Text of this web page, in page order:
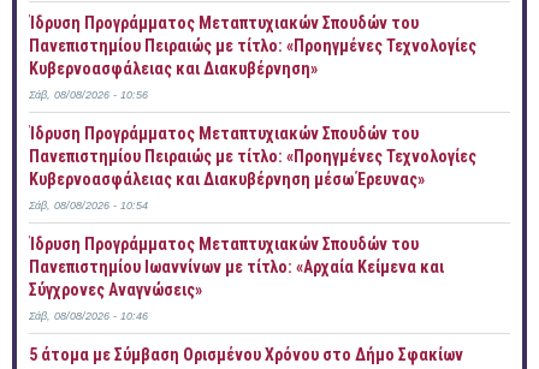
Ίδρυση Προγράμματος Μεταπτυχιακών Σπουδών του
Πανεπιστημίου Πειραιώς με τίτλο: «Προηγμένες Τεχνολογίες
Κυβερνοασφάλειας και Διακυβέρνηση»
Σάβ, 08/08/2026 - 10:56
Ίδρυση Προγράμματος Μεταπτυχιακών Σπουδών του
Πανεπιστημίου Πειραιώς με τίτλο: «Προηγμένες Τεχνολογίες
Κυβερνοασφάλειας και Διακυβέρνηση μέσω Έρευνας»
Σάβ, 08/08/2026 - 10:54
Ίδρυση Προγράμματος Μεταπτυχιακών Σπουδών του
Πανεπιστημίου Ιωαννίνων με τίτλο: «Αρχαία Κείμενα και
Σύγχρονες Αναγνώσεις»
Σάβ, 08/08/2026 - 10:46
5 άτομα με Σύμβαση Ορισμένου Χρόνου στο Δήμο Σφακίων